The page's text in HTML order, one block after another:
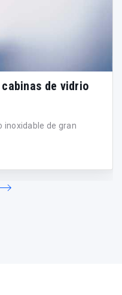
de vidrio
inoxidable de gran